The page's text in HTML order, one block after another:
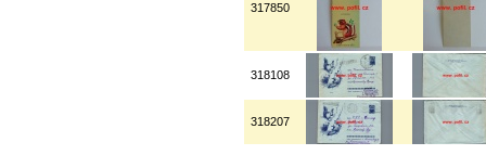
317850
318108
318207